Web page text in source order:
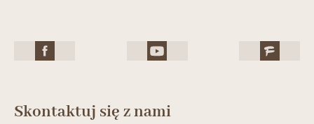
Skontaktuj się z nami